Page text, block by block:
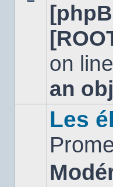
Aucun
message
non
on line
an
Les